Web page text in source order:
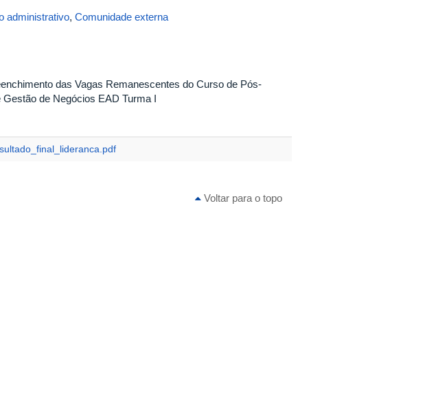
administrativo, Comunidade externa
das Vagas Remanescentes do Curso de Pós-
de Negócios EAD Turma I
Voltar para o topo